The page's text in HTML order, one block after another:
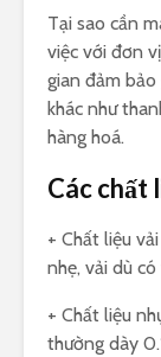
Tại sao cần
việc với đơn
gian đảm
khác như
hàng hoá.
Các chất
+ Chất liệu
nhẹ, vải dù
+ Chất liệu
thường dày